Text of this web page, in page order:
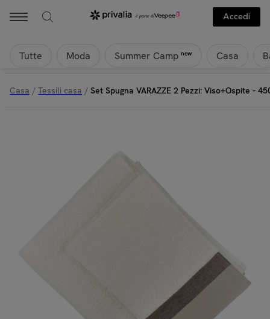
Accedi
Tutte Moda Summer Camp new Casa
Casa / Tessili casa / Set Spugna VARAZZE 2 Pezzi: Viso+Ospite -